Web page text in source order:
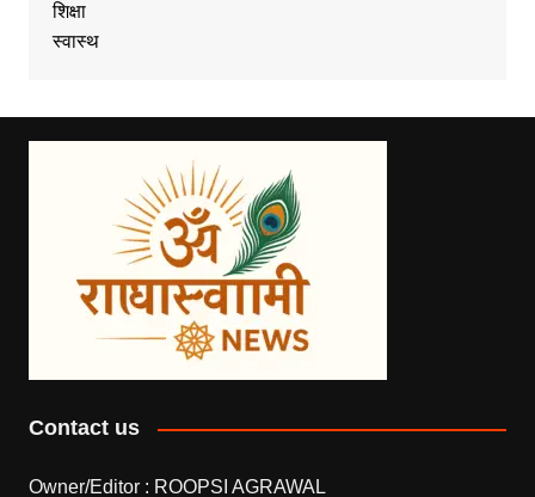
शिक्षा
स्वास्थ
Contact us
Owner/Editor : ROOPSI AGRAWAL